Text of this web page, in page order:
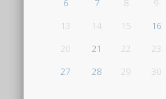
6
7 8 9
13
14 15 16
20
21 22 23
27
28 29 30